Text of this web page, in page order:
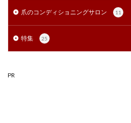
爪のコンディショニングサロン 11
特集 25
PR